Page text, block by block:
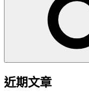
近期文章